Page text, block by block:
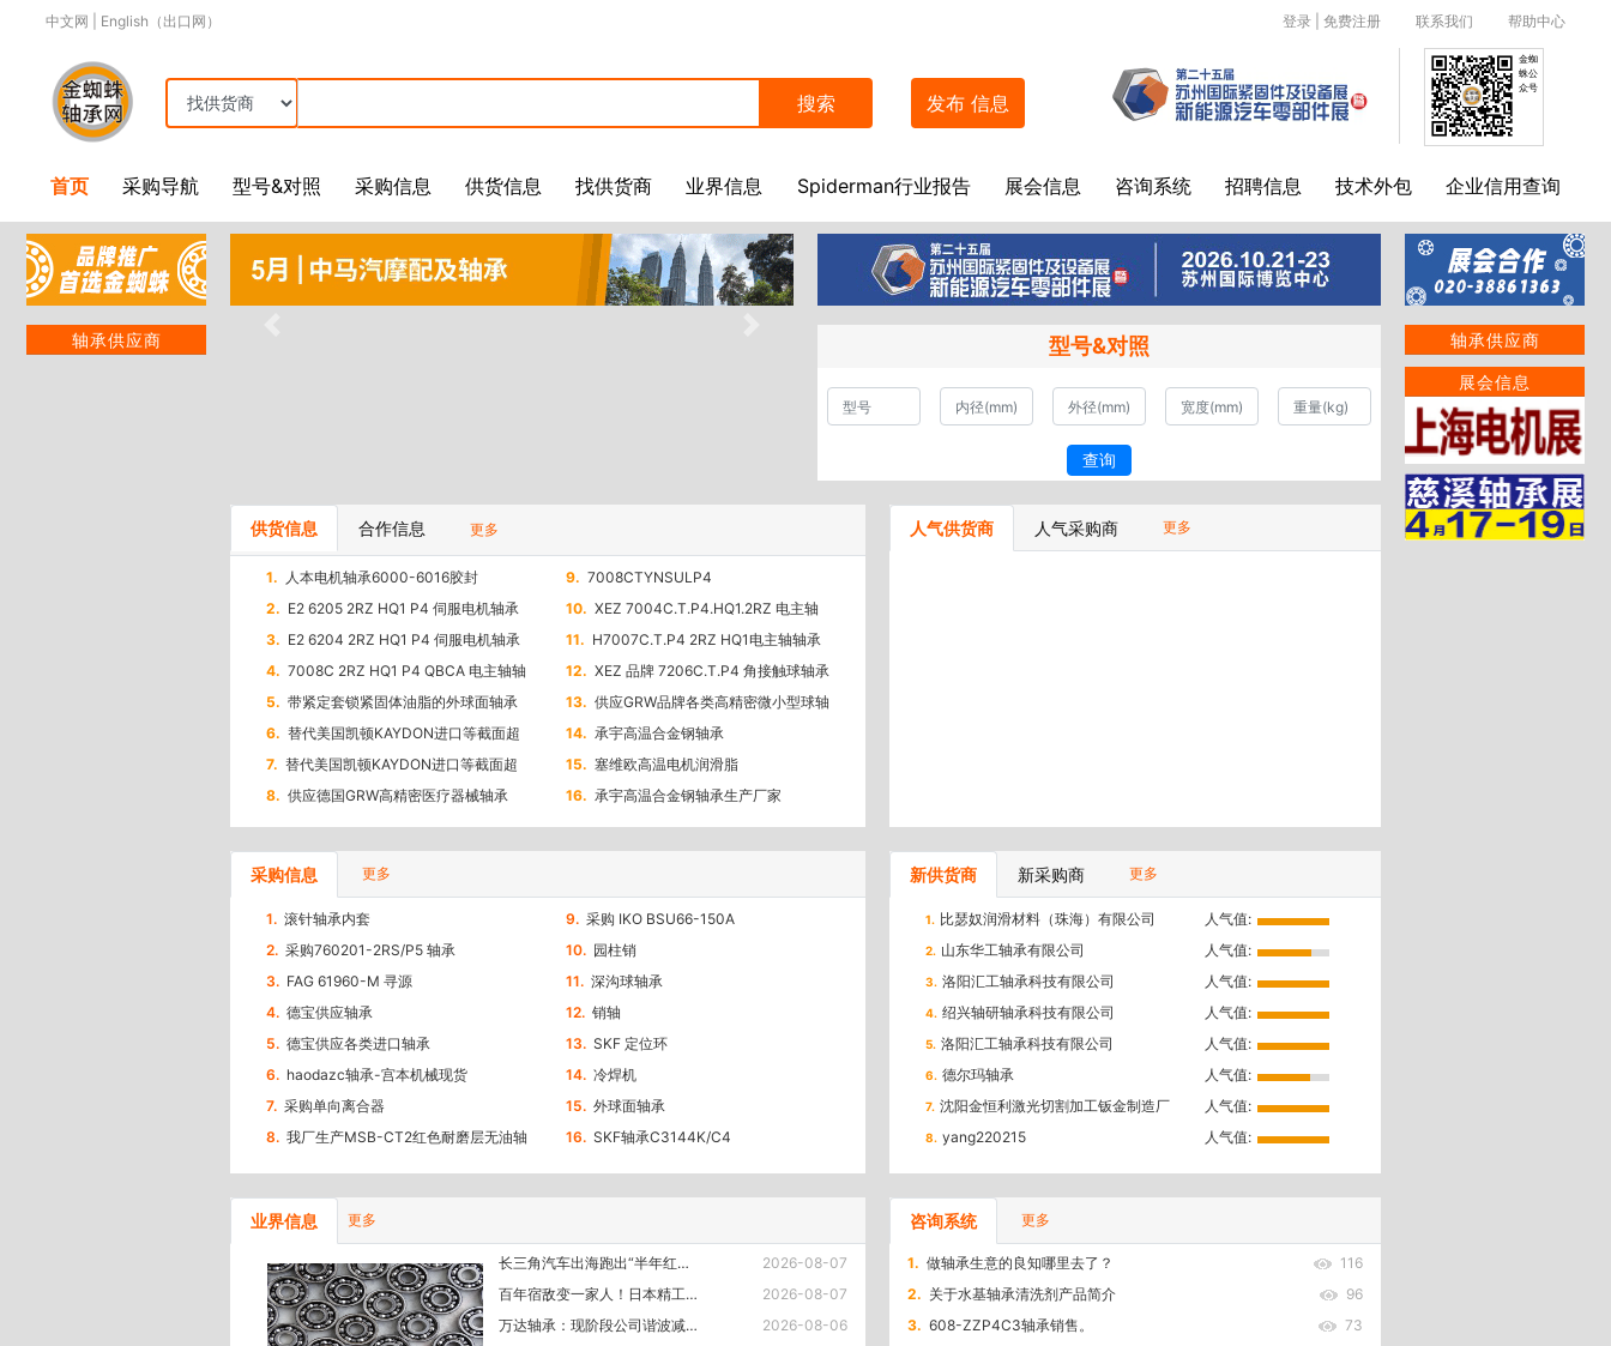
中文网 English（出口网） 联系我们 帮助中心
登录 免费注册
搜索 发布 信息
首页 采购导航 型号&对照 采购信息 供货信息 找供货商 业界信息 Spiderman行业报告 展会信息 咨询系统 招聘信息 技术外包 企业信用查询
金蜘
蛛公
众号
轴承供应商 轴承供应商
展会信息
型号&对照
查询
供货信息 合作信息 更多
1. 人本电机轴承6000-6016胶封
2. E2 6205 2RZ HQ1 P4 伺服电机轴承
3. E2 6204 2RZ HQ1 P4 伺服电机轴承
4. 7008C 2RZ HQ1 P4 QBCA 电主轴轴
承
5. 带紧定套锁紧固体油脂的外球面轴承
UK200德源轴承LDK
6. 替代美国凯顿KAYDON进口等截面超
薄壁轴承KA040CPO/XPO/ARO尺寸
101.6*114.3*6.35/4*4.5*0.25
7. 替代美国凯顿KAYDON进口等截面超
薄壁轴承KA035CPO/XPO/ARO
8. 供应德国GRW高精密医疗器械轴承
9. 7008CTYNSULP4
10. XEZ 7004C.T.P4.HQ1.2RZ 电主轴
轴承
11. H7007C.T.P4 2RZ HQ1电主轴轴承
12. XEZ 品牌 7206C.T.P4 角接触球轴承
13. 供应GRW品牌各类高精密微小型球轴
承
14. 承宇高温合金钢轴承
15. 塞维欧高温电机润滑脂
16. 承宇高温合金钢轴承生产厂家
人气供货商 人气采购商 更多
采购信息 更多
1. 滚针轴承内套
2. 采购760201-2RS/P5 轴承
3. FAG 61960-M 寻源
4. 德宝供应轴承
5. 德宝供应各类进口轴承
6. haodazc轴承-宫本机械现货
7. 采购单向离合器
8. 我厂生产MSB-CT2红色耐磨层无油轴
9. 采购 IKO BSU66-150A
10. 园柱销
11. 深沟球轴承
12. 销轴
13. SKF 定位环
14. 冷焊机
15. 外球面轴承
16. SKF轴承C3144K/C4
新供货商 新采购商 更多
1. 比瑟奴润滑材料（珠海）有限公司 人气值:
2. 山东华工轴承有限公司 人气值:
3. 洛阳汇工轴承科技有限公司 人气值:
4. 绍兴轴研轴承科技有限公司 人气值:
5. 洛阳汇工轴承科技有限公司 人气值:
6. 德尔玛轴承 人气值:
7. 沈阳金恒利激光切割加工钣金制造厂 人气值:
8. yang220215 人气值:
业界信息 更多
长三角汽车出海跑出“半年红…
2026-08-07
百年宿敌变一家人！日本精工…
2026-08-07
万达轴承：现阶段公司谐波减…
2026-08-06
咨询系统 更多
1. 做轴承生意的良知哪里去了？
116
2. 关于水基轴承清洗剂产品简介
96
3. 608-ZZP4C3轴承销售。
73